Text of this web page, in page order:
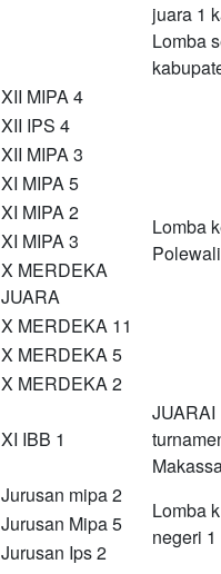
juara 1
Lomba
XII MIPA 4
Lomba
Polewali
XII IPS 4
XII MIPA 3
XI MIPA 5
XI MIPA 2
XI MIPA 3
X MERDEKA
JUARA
X MERDEKA 11
X MERDEKA 5
X MERDEKA 2
XI IBB 1
JUARAI
Jurusan mipa 2
Lomba
negeri
Jurusan Mipa 5
Jurusan Ips 2